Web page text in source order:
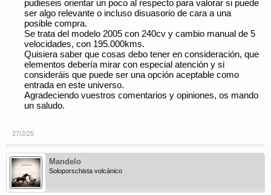
pudieseis orientar un poco al respecto para valorar si puede
ser algo relevante o incluso disuasorio de cara a una
posible compra.
Se trata del modelo 2005 con 240cv y cambio manual de 5
velocidades, con 195.000kms.
Quisiera saber que cosas debo tener en consideración, que
elementos debería mirar con especial atención y si
consideráis que puede ser una opción aceptable como
entrada en este universo.
Agradeciendo vuestros comentarios y opiniones, os mando
un saludo.
27/2/25
Mandelo
Soloporschista volcánico